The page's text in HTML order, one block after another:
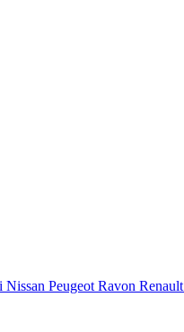
Nissan Peugeot Ravon Renault